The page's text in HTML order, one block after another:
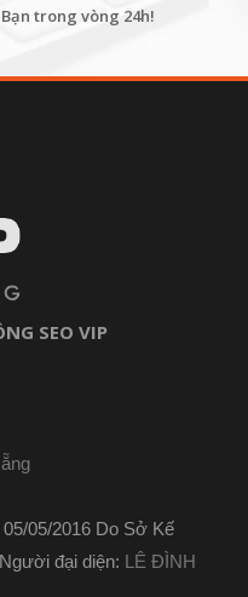
trong vòng 24h!
SEO VIP
05/2016 Do Sở Kế
đại diện: LÊ ĐÌNH